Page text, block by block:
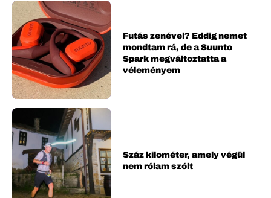
Futás zenével? Eddig nemet
mondtam rá, de a Suunto
Spark megváltoztatta a
véleményem
Száz kilométer, amely végül
nem rólam szólt